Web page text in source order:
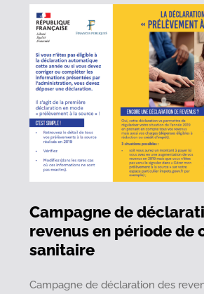
Campagne de
revenus en période de
sanitaire
Campagne de déclaration des